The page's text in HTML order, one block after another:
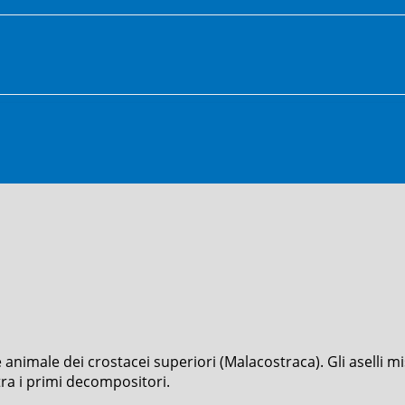
dei crostacei superiori (Malacostraca). Gli aselli
i primi decompositori.